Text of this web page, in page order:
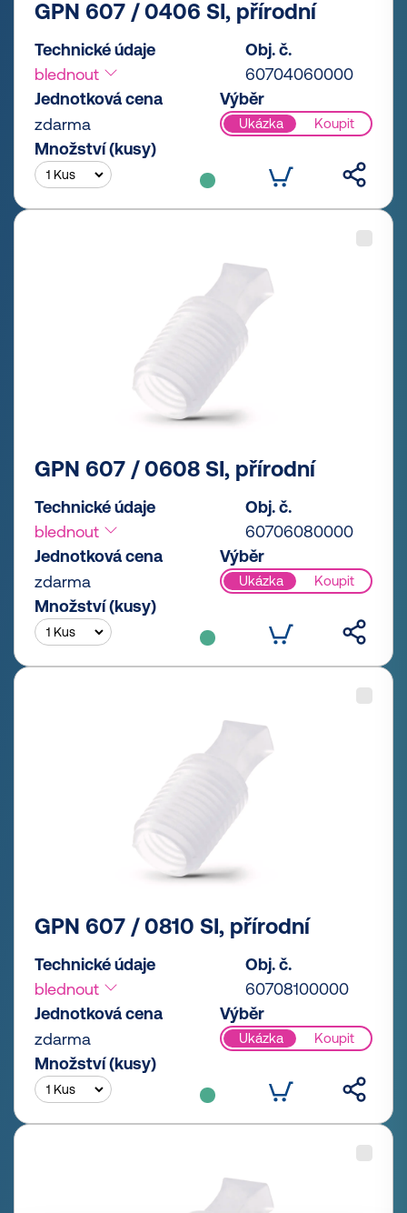
GPN 607 / 0406 SI, přírodní
Technické údaje
blednout
Obj. č.
60704060000
Jednotková cena
zdarma
Výběr
Ukázka Koupit
Množství (kusy)
GPN 607 / 0608 SI, přírodní
Technické údaje
blednout
Obj. č.
60706080000
Jednotková cena
zdarma
Výběr
Ukázka Koupit
Množství (kusy)
GPN 607 / 0810 SI, přírodní
Technické údaje
blednout
Obj. č.
60708100000
Jednotková cena
zdarma
Výběr
Ukázka Koupit
Množství (kusy)